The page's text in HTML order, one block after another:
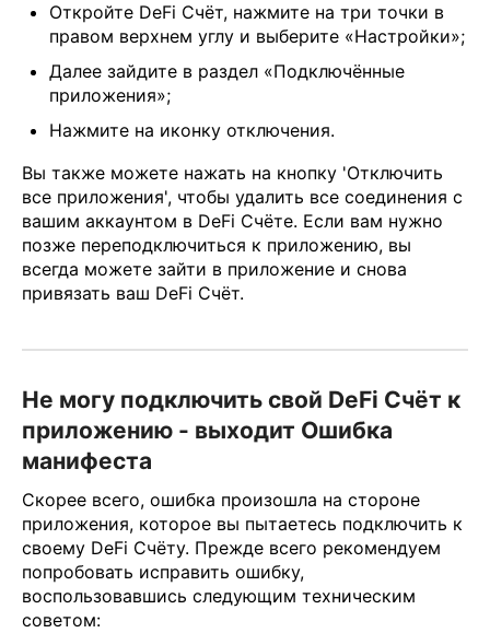
Откройте DeFi Счёт, нажмите на три точки в
правом верхнем углу и выберите «Настройки»;
Далее зайдите в раздел «Подключённые
приложения»;
Нажмите на иконку отключения.
Вы также можете нажать на кнопку 'Отключить
все приложения', чтобы удалить все соединения с
вашим аккаунтом в DeFi Счёте. Если вам нужно
позже переподключиться к приложению, вы
всегда можете зайти в приложение и снова
привязать ваш DeFi Счёт.
Не могу подключить свой DeFi Счёт к
приложению - выходит Ошибка
манифеста
Скорее всего, ошибка произошла на стороне
приложения, которое вы пытаетесь подключить к
своему DeFi Счёту. Прежде всего рекомендуем
попробовать исправить ошибку,
воспользовавшись следующим техническим
советом: